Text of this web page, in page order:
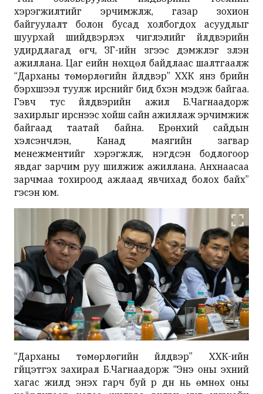
хэрэгжилтийг эрчимжүүлж, газар зохион
байгуулалт болон бусад холбогдох асуудлыг
шуурхай шийдвэрлэх чиглэлийг үйлдвэрийн
удирдлагад өгч, ЗГ-ийн зүгээс дэмжлэг үзүүлэн
ажиллана. Цаг үеийн нөхцөл байдлаас шалтгаалж
“Дарханы төмөрлөгийн үйлдвэр” ХХК янз бүрийн
бэрхшээл туулж ирснийг бид бүхэн мэдэж байгаа.
Гэвч тус үйлдвэрийн ажил Б.Чагнаадорж
захирлыг ирснээс хойш сайн ажиллаж эрчимжиж
байгаад таатай байна. Ерөнхий сайдын
хэлсэнчлэн, Канад маягийн загвар
менежментийг хэрэгжүүлж, нэгдсэн бодлогоор
явдаг зарчим руу шилжиж ажиллана. Анхнаасаа
зарчмаа тохироод ажлаад явчихад болох байх”
гэсэн юм.
“Дарханы төмөрлөгийн үйлдвэр” ХХК-ийн
гүйцэтгэх захирал Б.Чагнаадорж “Энэ оны эхний
хагас жилд энэхүү гарч буй үр дүн нь өмнөх оны